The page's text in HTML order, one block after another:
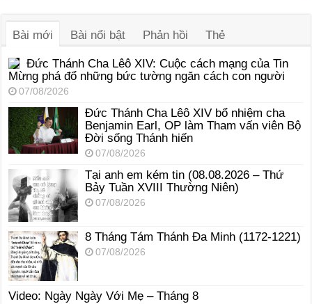
Bài mới Bài nổi bật Phản hồi Thẻ
Đức Thánh Cha Lêô XIV: Cuộc cách mạng của Tin
Mừng phá đổ những bức tường ngăn cách con người
07/08/2026
Đức Thánh Cha Lêô XIV bổ nhiệm cha
Benjamin Earl, OP làm Tham vấn viên Bộ
Đời sống Thánh hiến
07/08/2026
Tại anh em kém tin (08.08.2026 – Thứ
Bảy Tuần XVIII Thường Niên)
07/08/2026
8 Tháng Tám Thánh Ða Minh (1172-1221)
07/08/2026
Video: Ngày Ngày Với Mẹ – Tháng 8